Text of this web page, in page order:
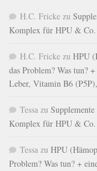
H.C. Fricke zu
Komplex für HPU & Co.
H.C. Fricke zu HPU
das Problem? Was tun?
Leber, Vitamin B6
Tessa zu
Komplex für HPU & Co.
Tessa zu HPU
Problem? Was tun? +